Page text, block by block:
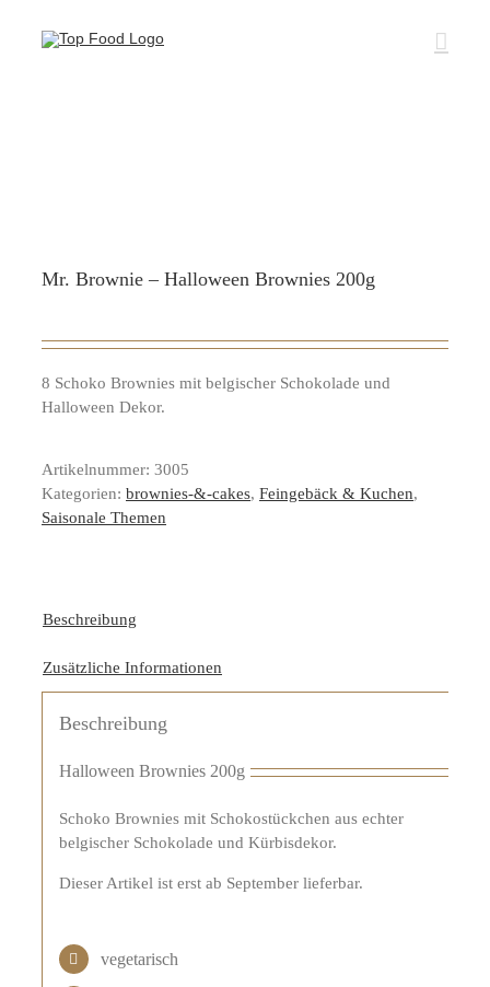
Inhalt
Mr. Brownie – Halloween Brownies 200g
8 Schoko Brownies mit belgischer Schokolade und
Halloween Dekor.
Artikelnummer: 3005
Kategorien: brownies-&-cakes, Feingebäck & Kuchen,
Saisonale Themen
Beschreibung
Zusätzliche Informationen
Beschreibung
Halloween Brownies 200g
Schoko Brownies mit Schokostückchen aus echter
belgischer Schokolade und Kürbisdekor.
Dieser Artikel ist erst ab September lieferbar.
vegetarisch